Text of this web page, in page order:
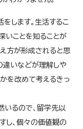
します。生活するこ
いことを知ることが
方が形成されると思
違いなどが理解しや
を改めて考えるきっ
いるので、留学先以
し、個々の価値観の